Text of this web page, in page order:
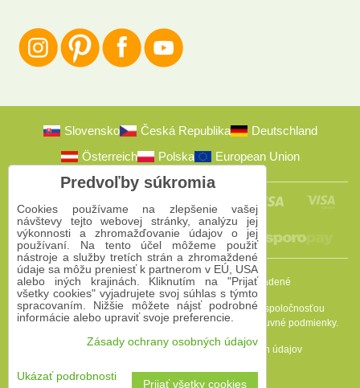
Slovensko Česká Republika
Deutschland
Österreich
Polska European Union
2009-2026 © Bomba s.r.o.Všetky práva vyhradené
Táto stránka je chránená programom reCAPTCHA a spoločnosťou
Google. PlatiaPravidlá ochrany osobných údajov Zmluvné podmienky.
Predvoľby súkromia
Zásady ochrany osobných údajov
Predvoľby súkromia
Cookies používame na zlepšenie vašej
návštevy tejto webovej stránky, analýzu jej
výkonnosti a zhromažďovanie údajov o jej
používaní. Na tento účel môžeme použiť
nástroje a služby tretích strán a zhromaždené
údaje sa môžu preniesť k partnerom v EÚ, USA
alebo iných krajinách. Kliknutím na "Prijať
všetky cookies" vyjadrujete svoj súhlas s týmto
spracovaním. Nižšie môžete nájsť podrobné
informácie alebo upraviť svoje preferencie.
Zásady ochrany osobných údajov
Ukázať podrobnosti
Prijať všetky cookies